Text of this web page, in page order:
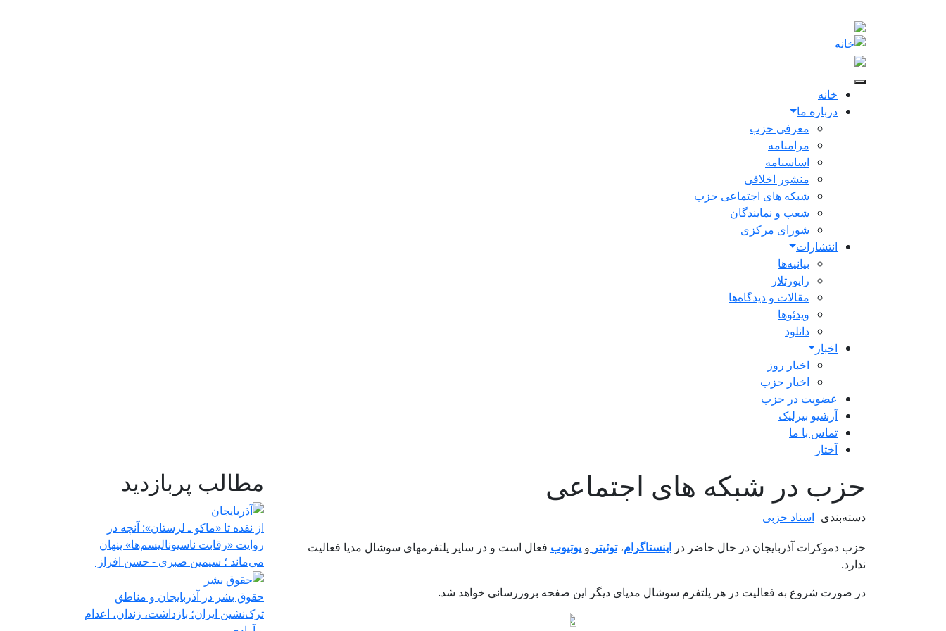
Main navigation
خانه
درباره ما
معرفی حزب
مرامنامه
اساسنامه
منشور اخلاقی
شبکه های اجتماعی حزب
شعب و نمایندگان
شورای مرکزی
انتشارات
بیانیه‌ها
راپورتلار
مقالات و دیدگاه‌ها
ویدئو‌ها
دانلود
اخبار
اخبار روز
اخبار حزب
عضویت در حزب
آرشیو بیرلیک
تماس با ما
آختار
حزب در شبکه های اجتماعی
دسته‌بندی اسناد حزبی
حزب دموکرات آذربایجان در حال حاضر در اینستاگرام،توئیتر و یوتیوب فعال است و در سایر پلتفرمهای سوشال مدیا فعالیت
ندارد.
در صورت شروع به فعالیت در هر پلتفرم سوشال مدیای دیگر این صفحه بروزرسانی خواهد شد.
مطالب پربازدید
از نقده تا «ماکو ـ لرستان»: آنچه در
روایت «رقابت ناسیونالیسم‌ها» پنهان
می‌ماند ؛ سیمین صبری - حسن افراز
حقوق بشر در آذربایجان و مناطق
ترک‌نشین ایران؛ بازداشت، زندان، اعدام